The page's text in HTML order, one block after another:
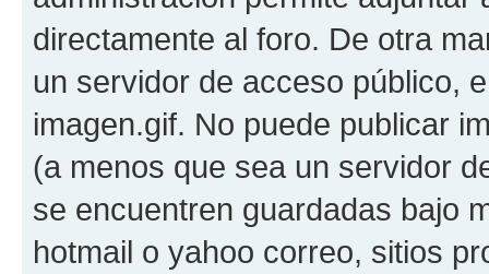
directamente al foro. De otra
un servidor de acceso público,
imagen.gif. No puede publicar
(a menos que sea un servidor
se encuentren guardadas bajo
hotmail o yahoo correo, sitios